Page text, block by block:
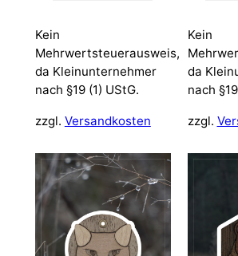
Kein
Mehrwertsteuerausweis,
da Kleinunternehmer
nach §19 (1) UStG.
zzgl. Versandkosten
Kein
da
nach
zzgl.